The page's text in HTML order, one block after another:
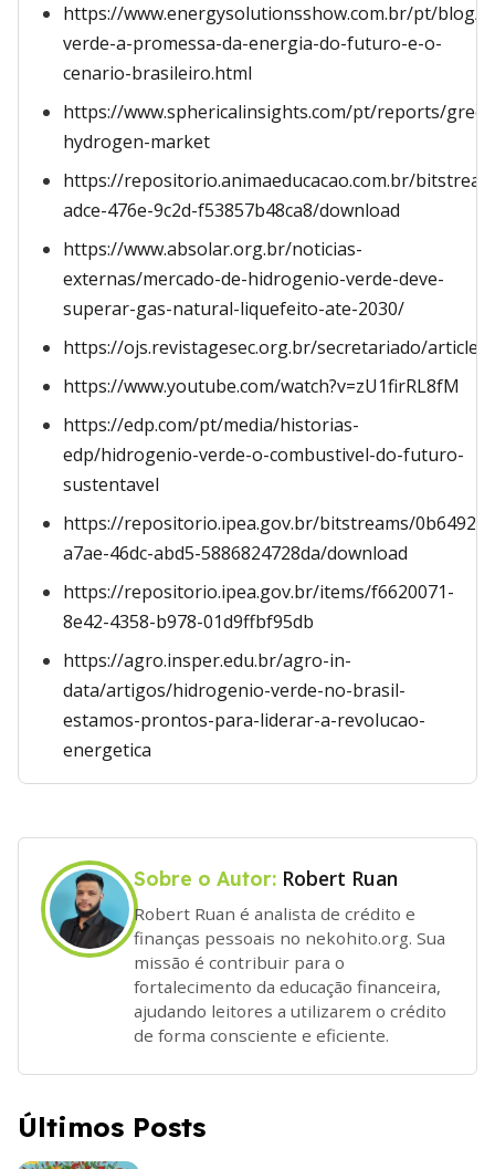
https://www.energysolutionsshow.com.br/pt/blog/
verde-a-promessa-da-energia-do-futuro-e-o-
cenario-brasileiro.html
https://www.sphericalinsights.com/pt/reports/
hydrogen-market
https://repositorio.animaeducacao.com.br/
adce-476e-9c2d-f53857b48ca8/download
https://www.absolar.org.br/noticias-
externas/mercado-de-hidrogenio-verde-deve-
superar-gas-natural-liquefeito-ate-2030/
https://ojs.revistagesec.org.br/secretariado/article/
https://www.youtube.com/watch?v=zU1firRL8fM
https://edp.com/pt/media/historias-
edp/hidrogenio-verde-o-combustivel-do-futuro-
sustentavel
https://repositorio.ipea.gov.br/bitstreams/
a7ae-46dc-abd5-5886824728da/download
https://repositorio.ipea.gov.br/items/f6620071-
8e42-4358-b978-01d9ffbf95db
https://agro.insper.edu.br/agro-in-
data/artigos/hidrogenio-verde-no-brasil-
estamos-prontos-para-liderar-a-revolucao-
energetica
Sobre o Autor: Robert Ruan
Robert Ruan é analista de crédito e
finanças pessoais no nekohito.org. Sua
missão é contribuir para o
fortalecimento da educação financeira,
ajudando leitores a utilizarem o crédito
de forma consciente e eficiente.
Últimos Posts